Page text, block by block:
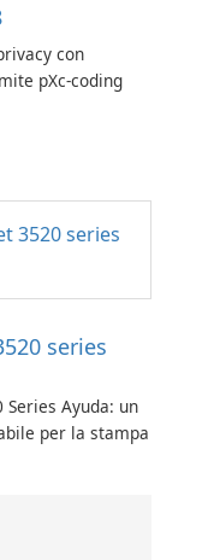
con
pXc-coding
series
Series Ayuda: un
per la stampa